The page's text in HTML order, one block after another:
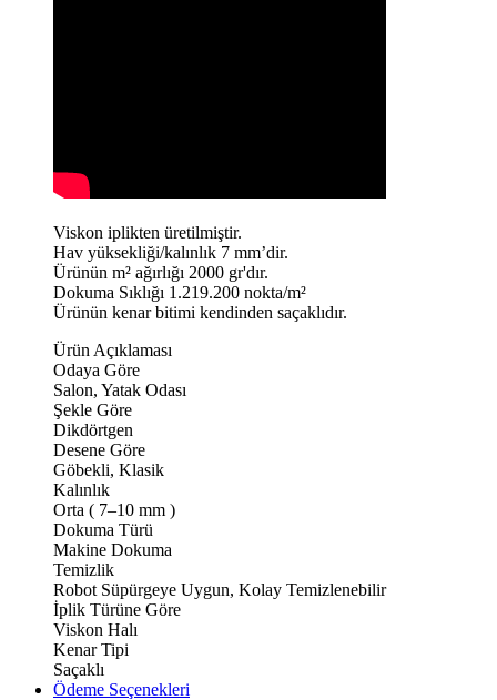
Viskon iplikten üretilmiştir.
Hav yüksekliği/kalınlık 7 mm’dir.
Ürünün m² ağırlığı 2000 gr'dır.
Dokuma Sıklığı 1.219.200 nokta/m²
Ürünün kenar bitimi kendinden saçaklıdır.
Ürün Açıklaması
Odaya Göre
Salon, Yatak Odası
Şekle Göre
Dikdörtgen
Desene Göre
Göbekli, Klasik
Kalınlık
Orta ( 7–10 mm )
Dokuma Türü
Makine Dokuma
Temizlik
Robot Süpürgeye Uygun, Kolay Temizlenebilir
İplik Türüne Göre
Viskon Halı
Kenar Tipi
Saçaklı
Ödeme Seçenekleri